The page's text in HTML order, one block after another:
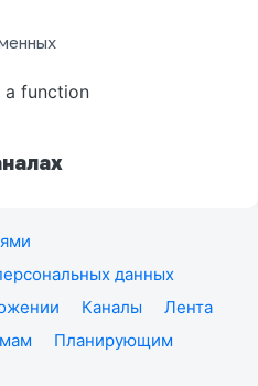
a function
данных
Каналы
Лента
Планирующим